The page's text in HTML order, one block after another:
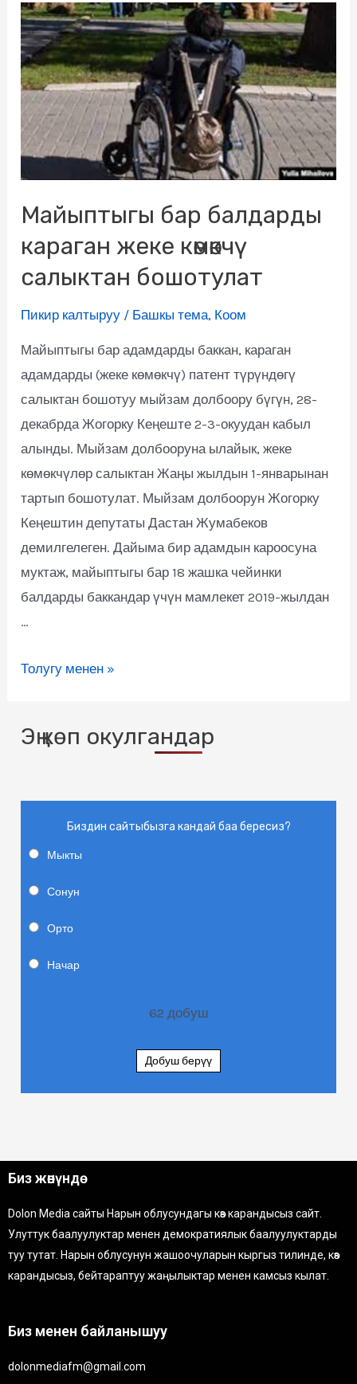
Майыптыгы бар балдарды
караган жеке көмөкчү
салыктан бошотулат
Пикир калтыруу / Башкы тема, Коом
Майыптыгы бар адамдарды баккан, караган
адамдарды (жеке көмөкчү) патент түрүндөгү
салыктан бошотуу мыйзам долбоору бүгүн, 28-
декабрда Жогорку Кеңеште 2-3-окуудан кабыл
алынды. Мыйзам долбооруна ылайык, жеке
көмөкчүлөр салыктан Жаңы жылдын 1-январынан
тартып бошотулат. Мыйзам долбоорун Жогорку
Кеңештин депутаты Дастан Жумабеков
демилгелеген. Дайыма бир адамдын кароосуна
муктаж, майыптыгы бар 18 жашка чейинки
балдарды баккандар үчүн мамлекет 2019-жылдан
…
Толугу менен »
Эң көп окулгандар
Биздин сайтыбызга кандай баа бересиз?
Мыкты
Сонун
Орто
Начар
62 добуш
Добуш берүү
Биз жөнүндө
Dolon Media сайты Нарын облусундагы көз карандысыз сайт.
Улуттук баалуулуктар менен демократиялык баалуулуктарды
туу тутат. Нарын облусунун жашоочуларын кыргыз тилинде, көз
карандысыз, бейтараптуу жаңылыктар менен камсыз кылат.
Биз менен байланышуу
dolonmediafm@gmail.com